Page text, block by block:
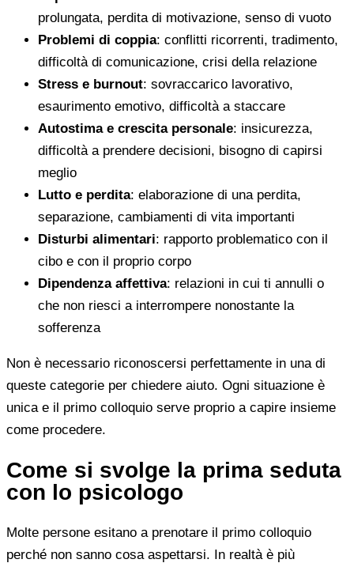
prolungata, perdita di motivazione, senso di vuoto
Problemi di coppia: conflitti ricorrenti, tradimento,
difficoltà di comunicazione, crisi della relazione
Stress e burnout: sovraccarico lavorativo,
esaurimento emotivo, difficoltà a staccare
Autostima e crescita personale: insicurezza,
difficoltà a prendere decisioni, bisogno di capirsi
meglio
Lutto e perdita: elaborazione di una perdita,
separazione, cambiamenti di vita importanti
Disturbi alimentari: rapporto problematico con il
cibo e con il proprio corpo
Dipendenza affettiva: relazioni in cui ti annulli o
che non riesci a interrompere nonostante la
sofferenza
Non è necessario riconoscersi perfettamente in una di
queste categorie per chiedere aiuto. Ogni situazione è
unica e il primo colloquio serve proprio a capire insieme
come procedere.
Come si svolge la prima seduta
con lo psicologo
Molte persone esitano a prenotare il primo colloquio
perché non sanno cosa aspettarsi. In realtà è più